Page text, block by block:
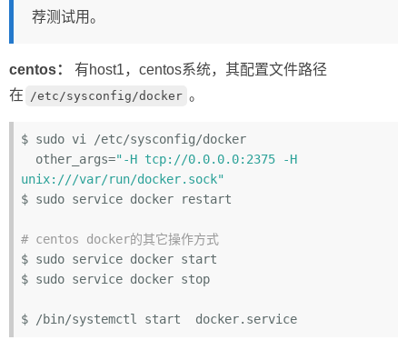
荐测试用。
centos：
有host1，centos系统，其配置文件路径
在 /etc/sysconfig/docker 。
$ sudo vi /etc/sysconfig/docker
  other_args=
"-H tcp://0.0.0.0:2375 -H
unix:///var/run/docker.sock"
$ sudo service docker restart
# centos docker的其它操作方式
$ sudo service docker start
$ sudo service docker stop